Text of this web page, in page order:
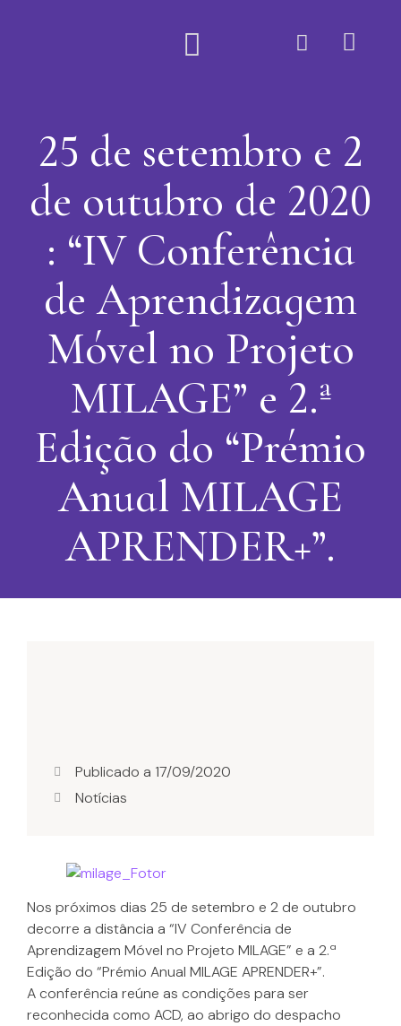
25 de setembro e 2
de outubro de 2020
: “IV Conferência
de Aprendizagem
Móvel no Projeto
MILAGE” e 2.ª
Edição do “Prémio
Anual MILAGE
APRENDER+”.
Publicado a 17/09/2020
Notícias
Nos próximos dias 25 de setembro e 2 de outubro
decorre a distância a “IV Conferência de
Aprendizagem Móvel no Projeto MILAGE” e a 2.ª
Edição do “Prémio Anual MILAGE APRENDER+”.
A conferência reúne as condições para ser
reconhecida como ACD, ao abrigo do despacho